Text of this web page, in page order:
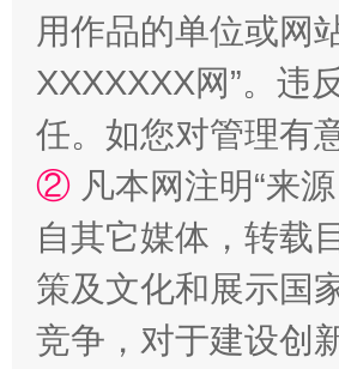
用作品的单位或网
XXXXXXX网”。违
任。如您对管理有
② 凡本网注明“来
自其它媒体，转载
策及文化和展示国
竞争，对于建设创